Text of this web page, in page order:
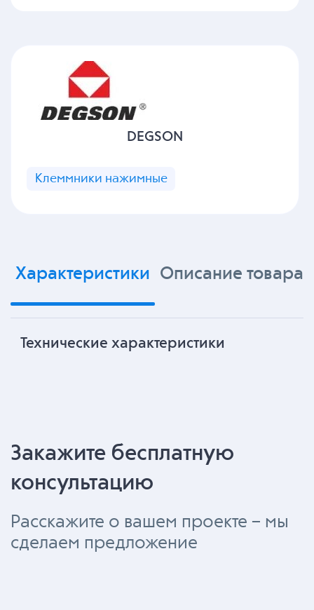
DEGSON
Клеммники нажимные
Характеристики Описание товара
Технические характеристики
Закажите бесплатную
консультацию
Расскажите о вашем проекте – мы
сделаем предложение